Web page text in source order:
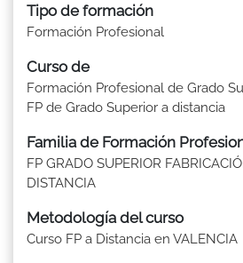
Tipo de formación
Formación Profesional
Curso de
Formación Profesional de Grado
FP de Grado Superior a distancia
Familia de Formación
FP GRADO SUPERIOR
DISTANCIA
Metodología del curso
Curso FP a Distancia en VALENCIA